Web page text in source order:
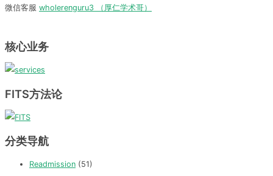
微信客服 wholerenguru3 （厚仁学术哥）
核心业务
FITS方法论
分类导航
Readmission (51)